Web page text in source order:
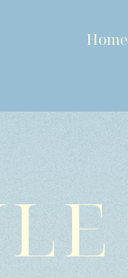
Home